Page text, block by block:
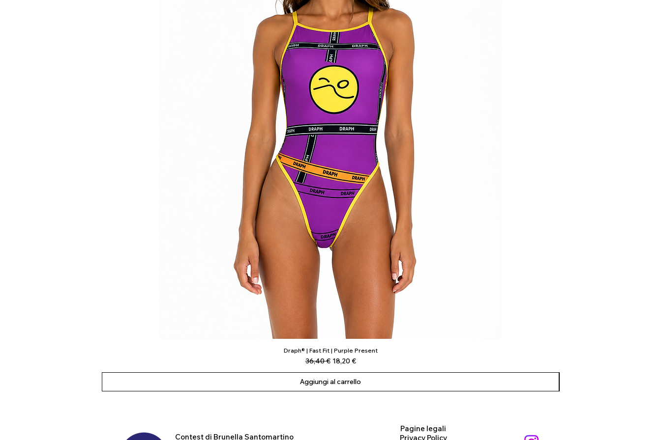
Vista rapida
Draph® | Fast Fit | Purple Present
Prezzo regolare
36,40 € Prezzo scontato
18,20 €
Aggiungi al carrello
Contest di Brunella Santomartino
Pagine legali
Privacy Policy